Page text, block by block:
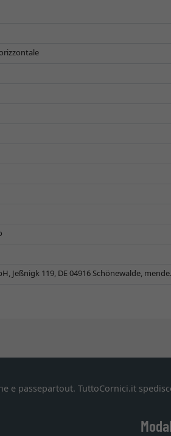
Jeßnigk 119, DE 04916 Schönewalde,
e passepartout. TuttoCornici.it